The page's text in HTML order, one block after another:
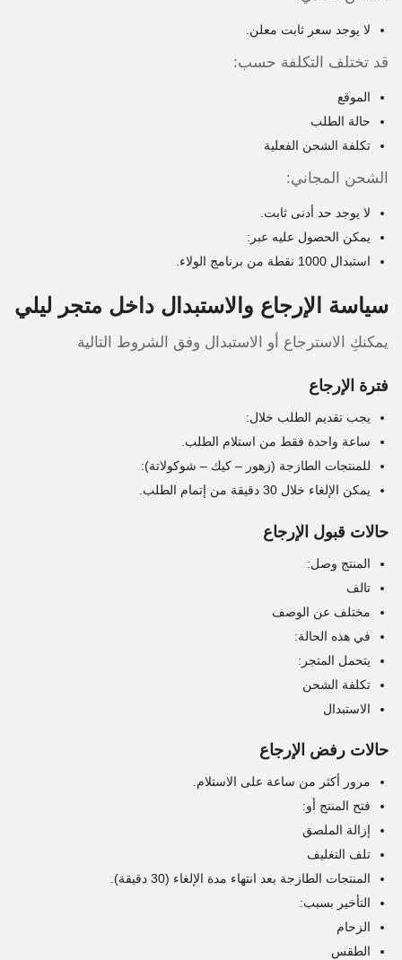
لا يوجد سعر ثابت معلن.
قد تختلف التكلفة حسب:
الموقع
حالة الطلب
تكلفة الشحن الفعلية
الشحن المجاني:
لا يوجد حد أدنى ثابت.
يمكن الحصول عليه عبر:
استبدال 1000 نقطة من برنامج الولاء.
سياسة الإرجاع والاستبدال داخل متجر ليلي
يمكنكِ الاسترجاع أو الاستبدال وفق الشروط التالية
فترة الإرجاع
يجب تقديم الطلب خلال:
ساعة واحدة فقط من استلام الطلب.
للمنتجات الطازجة (زهور – كيك – شوكولاتة):
يمكن الإلغاء خلال 30 دقيقة من إتمام الطلب.
حالات قبول الإرجاع
المنتج وصل:
تالف
مختلف عن الوصف
في هذه الحالة:
يتحمل المتجر:
تكلفة الشحن
الاستبدال
حالات رفض الإرجاع
مرور أكثر من ساعة على الاستلام.
فتح المنتج أو:
إزالة الملصق
تلف التغليف
المنتجات الطازجة بعد انتهاء مدة الإلغاء (30 دقيقة).
التأخير بسبب:
الزحام
الطقس